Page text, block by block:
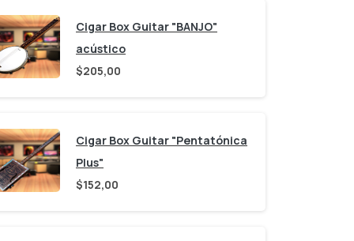
Cigar Box Guitar "BANJO"
acústico
$205,00
Cigar Box Guitar "Pentatónica
Plus"
$152,00